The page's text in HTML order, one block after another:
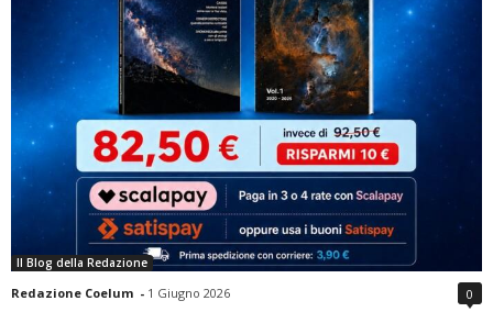
Il Blog della Redazione
Redazione Coelum - 1 Giugno 2026 0